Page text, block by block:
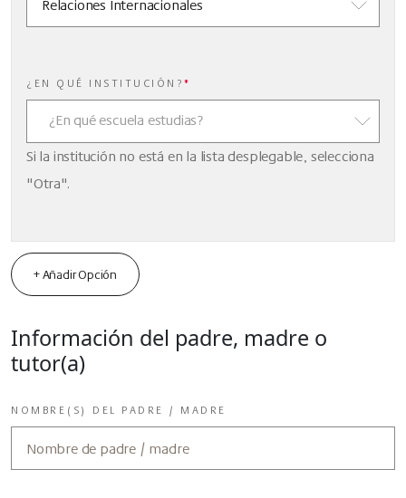
¿EN QUÉ INSTITUCIÓN?*
¿En qué escuela estudias?
Si la institución no está en la lista desplegable, selecciona
"Otra".
+ Añadir Opción
Información del padre, madre o
tutor(a)
NOMBRE(S) DEL PADRE / MADRE